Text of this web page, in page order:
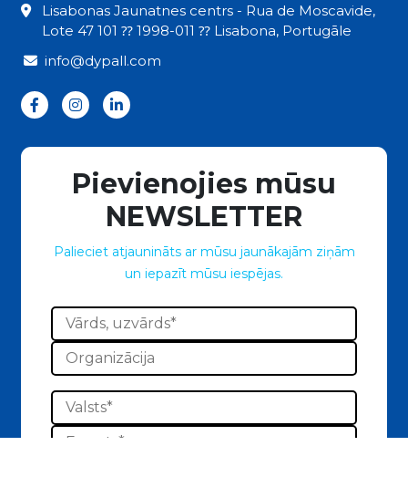
Lisabonas Jaunatnes centrs - Rua de Moscavide,
Lote 47 101 ⁇ 1998-011 ⁇ Lisabona, Portugāle
info@dypall.com
Pievienojies mūsu
NEWSLETTER
Palieciet atjaunināts ar mūsu jaunākajām ziņām
un iepazīt mūsu iespējas.